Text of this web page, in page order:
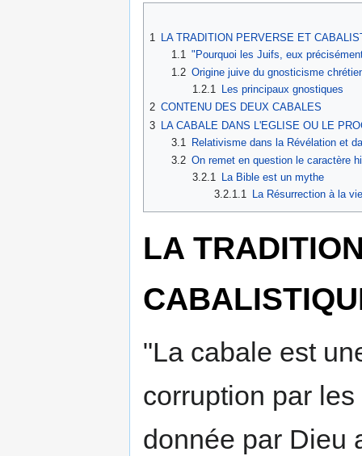
1
LA TRADITION PERVERSE ET
1.1 "Pourquoi les Juifs, eux
1.2 Origine juive du gnosticisme
1.2.1
Les principaux gnostiques
2 CONTENU DES DEUX CABALES
3 LA CABALE DANS L'EGLISE OU LE
3.1
Relativisme dans la Révélation et
3.2 On remet en question le caractère
3.2.1
La Bible est un mythe
3.2.1.1
La Résurrection à la
LA
"La cabale est
corruption par
donnée par Dieu